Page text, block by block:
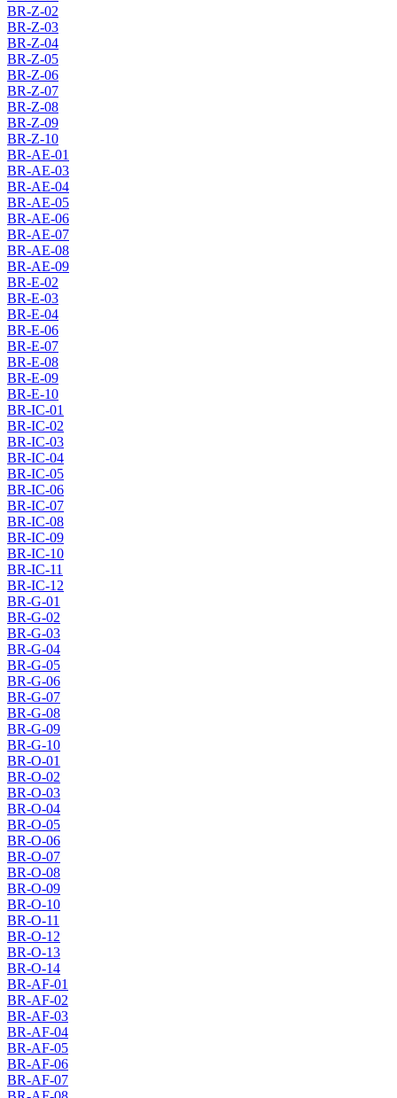
BR-Z-02
BR-Z-03
BR-Z-04
BR-Z-05
BR-Z-06
BR-Z-07
BR-Z-08
BR-Z-09
BR-Z-10
BR-AE-01
BR-AE-03
BR-AE-04
BR-AE-05
BR-AE-06
BR-AE-07
BR-AE-08
BR-AE-09
BR-E-02
BR-E-03
BR-E-04
BR-E-06
BR-E-07
BR-E-08
BR-E-09
BR-E-10
BR-IC-01
BR-IC-02
BR-IC-03
BR-IC-04
BR-IC-05
BR-IC-06
BR-IC-07
BR-IC-08
BR-IC-09
BR-IC-10
BR-IC-11
BR-IC-12
BR-G-01
BR-G-02
BR-G-03
BR-G-04
BR-G-05
BR-G-06
BR-G-07
BR-G-08
BR-G-09
BR-G-10
BR-O-01
BR-O-02
BR-O-03
BR-O-04
BR-O-05
BR-O-06
BR-O-07
BR-O-08
BR-O-09
BR-O-10
BR-O-11
BR-O-12
BR-O-13
BR-O-14
BR-AF-01
BR-AF-02
BR-AF-03
BR-AF-04
BR-AF-05
BR-AF-06
BR-AF-07